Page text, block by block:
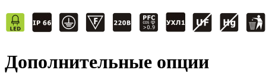
Дополнительные опции